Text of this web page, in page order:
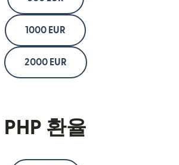
1000 EUR
2000 EUR
PHP 환율